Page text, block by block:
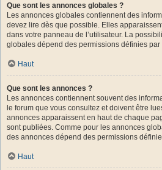
Que sont les annonces globales ?
Les annonces globales contiennent des
devez lire dès que possible. Elles
dans votre panneau de l’utilisateur. La
globales dépend des permissions définies par
Haut
Que sont les annonces ?
Les annonces contiennent souvent des
le forum que vous consultez et doivent être
annonces apparaissent en haut de chaque
sont publiées. Comme pour les annonces
des annonces dépend des permissions
Haut